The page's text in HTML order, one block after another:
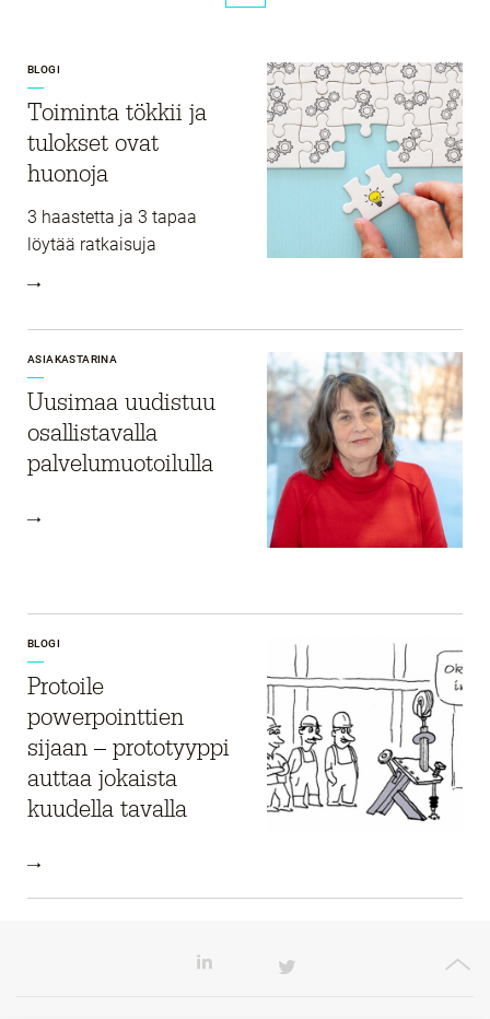
BLOGI
Toiminta tökkii ja
tulokset ovat
huonoja
3 haastetta ja 3 tapaa
löytää ratkaisuja
ASIAKASTARINA
Uusimaa uudistuu
osallistavalla
palvelumuotoilulla
BLOGI
Protoile
powerpointtien
sijaan – prototyyppi
auttaa jokaista
kuudella tavalla